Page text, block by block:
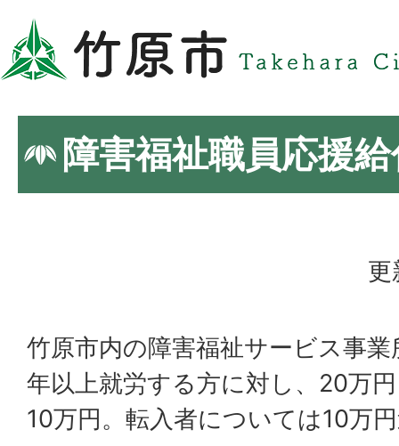
障害福祉職員応援
更
竹原市内の障害福祉サービス事
年以上就労する方に対し、20万
10万円。転入者については10万